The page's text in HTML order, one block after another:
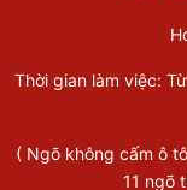
Thời gian làm việc:
( Ngõ không cấm ô
11 ngõ